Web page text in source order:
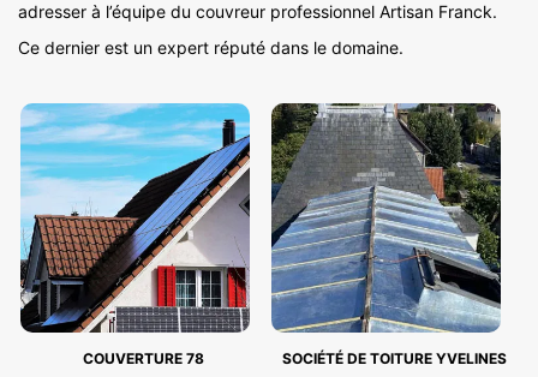
adresser à l’équipe du couvreur professionnel Artisan Franck.
Ce dernier est un expert réputé dans le domaine.
COUVERTURE 78 SOCIÉTÉ DE TOITURE YVELINES